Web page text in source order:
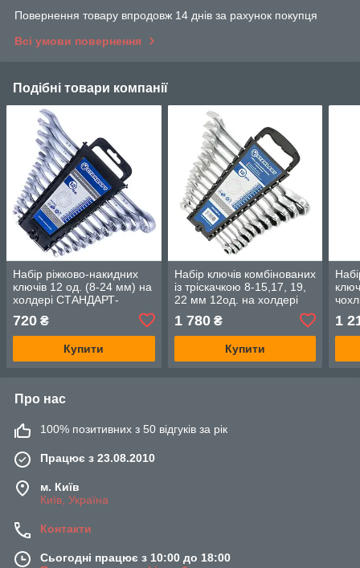
Повернення товару впродовж 14 днів за рахунок покупця
Всі умови повернення
Подібні товари компанії
Набір ріжково-накидних
ключів 12 од. (8-24 мм) на
холдері СТАНДАРТ-
720 ₴
Купити
Набір ключів комбінованих
із тріскачкою 8-15,17, 19,
22 мм 12од. на холдері
СТАНДАРТ NGW12ST-B
1 780₴
Купити
1
Про нас
100% позитивних з 50 відгуків за рік
Працює з 23.08.2010
м. Київ
Київ, Україна
Контакти
Сьогодні працює з 10:00 до 18:00